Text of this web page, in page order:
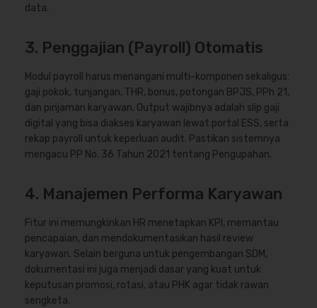
data.
3. Penggajian (Payroll) Otomatis
Modul payroll harus menangani multi-komponen sekaligus:
gaji pokok, tunjangan, THR, bonus, potongan BPJS, PPh 21,
dan pinjaman karyawan. Output wajibnya adalah slip gaji
digital yang bisa diakses karyawan lewat portal ESS, serta
rekap payroll untuk keperluan audit. Pastikan sistemnya
mengacu PP No. 36 Tahun 2021 tentang Pengupahan.
4. Manajemen Performa Karyawan
Fitur ini memungkinkan HR menetapkan KPI, memantau
pencapaian, dan mendokumentasikan hasil review
karyawan. Selain berguna untuk pengembangan SDM,
dokumentasi ini juga menjadi dasar yang kuat untuk
keputusan promosi, rotasi, atau PHK agar tidak rawan
sengketa.